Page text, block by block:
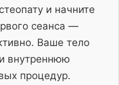
и начните
сеанса —
Ваше тело
внутреннюю
процедур.